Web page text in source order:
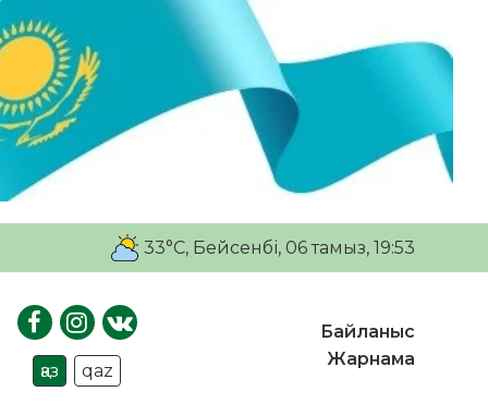
33°C, Бейсенбі, 06 тамыз, 19:53
қаз qaz
Байланыс
Жарнама